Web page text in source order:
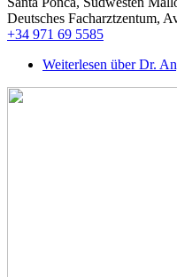
Deutsches Facharztzentum,
+34 971 69 5585
Weiterlesen über Dr.